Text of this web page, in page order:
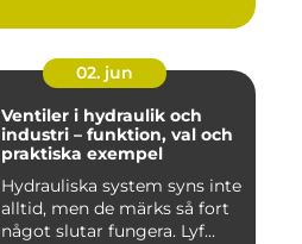
02. jun
Ventiler i hydraulik och
industri – funktion, val och
praktiska exempel
Hydrauliska system syns inte
alltid, men de märks så fort
något slutar fungera. Lyf...